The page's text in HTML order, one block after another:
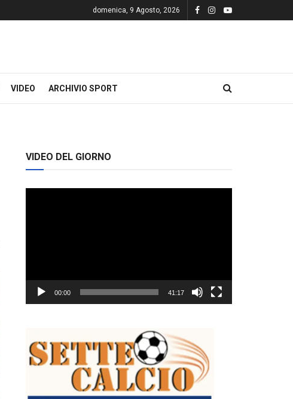
domenica, 9 Agosto, 2026
VIDEO ARCHIVIO SPORT
VIDEO DEL GIORNO
00:00 41:17